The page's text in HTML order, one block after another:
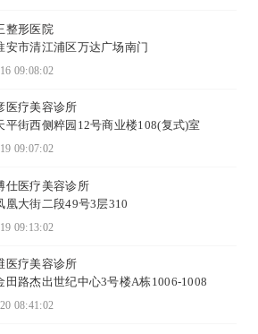
整形医院
安市清江浦区万达广场南门
09:08:02
医疗美容诊所
平街西侧粹园12号商业楼108(复式)室
09:07:02
仕医疗美容诊所
凰大街二段49号3层310
09:13:02
医疗美容诊所
田路杰出世纪中心3号楼A栋1006-1008
08:41:02